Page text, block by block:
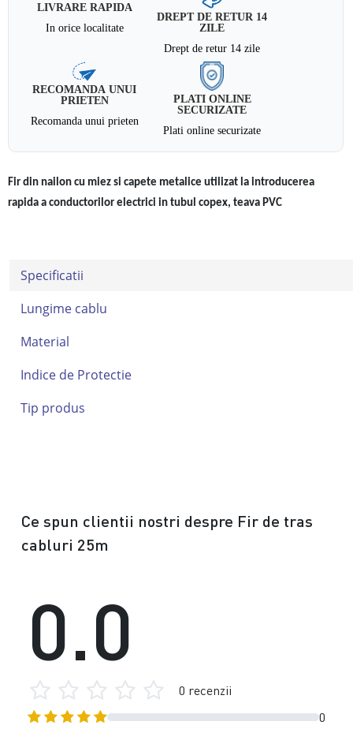
LIVRARE RAPIDA
In orice localitate
DREPT DE RETUR 14
ZILE
Drept de retur 14 zile
RECOMANDA UNUI
PRIETEN
Recomanda unui prieten
PLATI ONLINE
SECURIZATE
Plati online securizate
Fir din nailon cu miez si capete metalice utilizat la introducerea
rapida a conductorilor electrici in tubul copex, teava PVC
Specificatii
Lungime cablu
Material
Indice de Protectie
Tip produs
Ce spun clientii nostri despre Fir de tras
cabluri 25m
0
0.0
0 recenzii